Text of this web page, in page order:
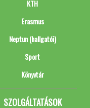
KTH
Erasmus
Neptun (hallgatói)
Sport
Könyvtár
SZOLGÁLTATÁSOK